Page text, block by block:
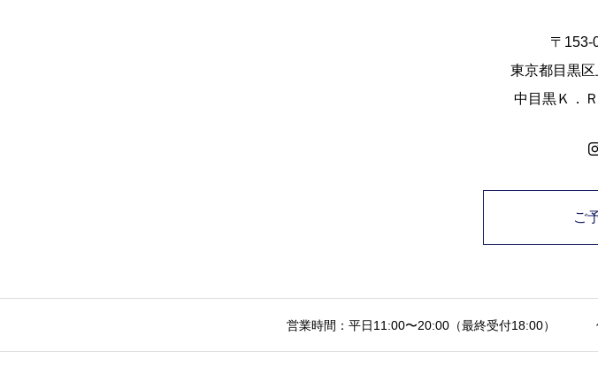
〒
東京都目黒
中目黒Ｋ．
ご
営業時間：平日11:00〜20:00（最終受付18:00）